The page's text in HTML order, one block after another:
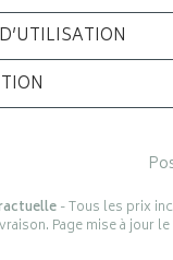
- Tous les prix
Page mise à jour